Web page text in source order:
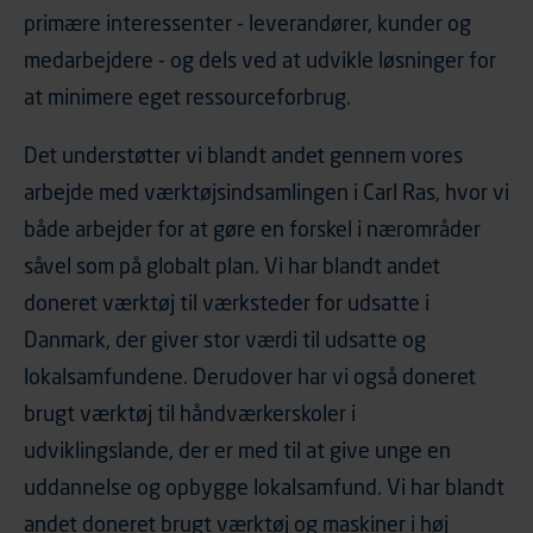
tidspunkt, hvad der klikkes på, sider/indhold der besøges,
browsertype, søgeord, IP-adresse, informationer om
enhedstype (computer, smartphone mv.) samt de
features, der anvendes. Vi henviser endvidere til
information om behandling af personoplysninger.
primære interessenter - leverandører, kunder og
medarbejdere - og dels ved at udvikle løsninger for
at minimere eget ressourceforbrug.
Det understøtter vi blandt andet gennem vores
arbejde med værktøjsindsamlingen i Carl Ras, hvor vi
både arbejder for at gøre en forskel i nærområder
såvel som på globalt plan. Vi har blandt andet
doneret værktøj til værksteder for udsatte i
Danmark, der giver stor værdi til udsatte og
lokalsamfundene. Derudover har vi også doneret
brugt værktøj til håndværkerskoler i
udviklingslande, der er med til at give unge en
uddannelse og opbygge lokalsamfund. Vi har blandt
andet doneret brugt værktøj og maskiner i høj